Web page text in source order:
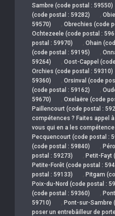
Sambre (code postal : 59550)
(code postal : 59282)
,
59570)
, Obrechies (code
Ochtezeele (code postal :
postal : 59970)
, Ohain
(code postal : 59195)
,
59264)
, Oost-Cappel
Orchies (code postal : 59310)
59360)
, Orsinval (code
(code postal : 59162)
,
59670)
, Oxelaëre (code
Paillencourt (code postal :
compétences ? Faites appel
vous qui en a les
Pecquencourt (code postal :
(code postal : 59840)
,
postal : 59273)
, Petit-Fayt
Petite-Forêt (code postal :
postal : 59133)
, Pitgam
Poix-du-Nord (code postal :
(code postal : 59360)
,
59710)
, Pont-sur-Sambre
poser un entrebâilleur de